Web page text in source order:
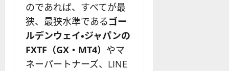
のであれば、すべてが最
狭、最狭水準であるゴー
ルデンウェイ・ジャパンの
FXTF（GX・MT4） やマ
ネーパートナーズ、LINE